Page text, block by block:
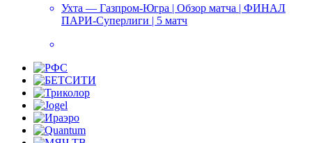
Ухта — Газпром-Югра | Обзор матча | ФИНАЛ
ПАРИ-Суперлиги | 5 матч